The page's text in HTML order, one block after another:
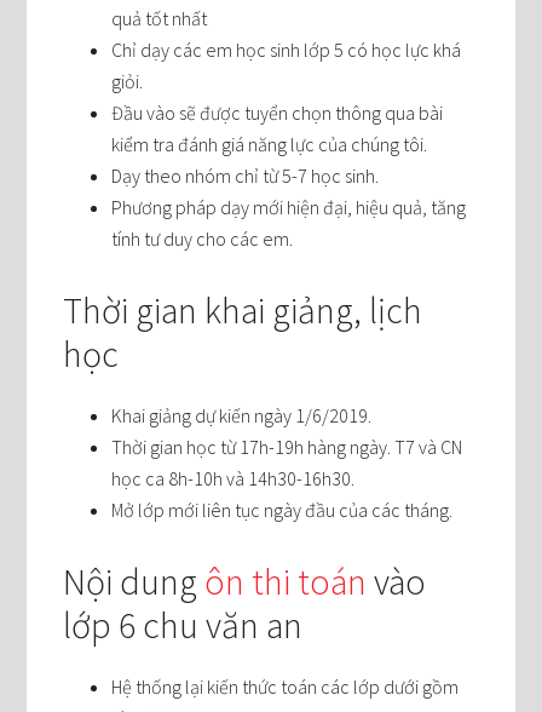
quả tốt nhất
Chỉ dạy các em học sinh lớp 5 có học lực khá
giỏi.
Đầu vào sẽ được tuyển chọn thông qua bài
kiểm tra đánh giá năng lực của chúng tôi.
Dạy theo nhóm chỉ từ 5-7 học sinh.
Phương pháp dạy mới hiện đại, hiệu quả, tăng
tính tư duy cho các em.
Thời gian khai giảng, lịch
học
Khai giảng dự kiến ngày 1/6/2019.
Thời gian học từ 17h-19h hàng ngày. T7 và CN
học ca 8h-10h và 14h30-16h30.
Mở lớp mới liên tục ngày đầu của các tháng.
Nội dung ôn thi toán vào
lớp 6 chu văn an
Hệ thống lại kiến thức toán các lớp dưới gồm